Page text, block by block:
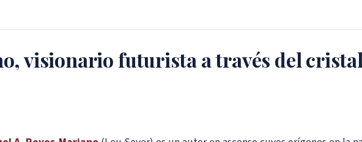
visionario futurista a través del